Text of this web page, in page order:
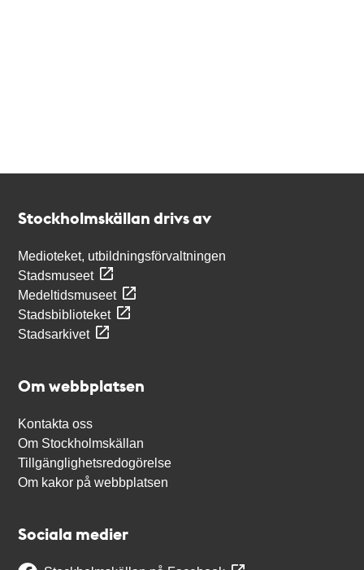
Stockholmskällan drivs av
Medioteket, utbildningsförvaltningen
Stadsmuseet
Medeltidsmuseet
Stadsbiblioteket
Stadsarkivet
Om webbplatsen
Kontakta oss
Om Stockholmskällan
Tillgänglighetsredogörelse
Om kakor på webbplatsen
Sociala medier